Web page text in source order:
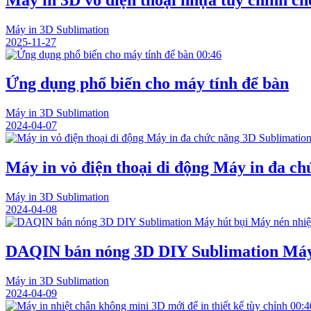
Máy in 3D Sublimation
2025-11-27
00:46
Ứng dụng phổ biến cho máy tính để bàn
Máy in 3D Sublimation
2024-04-07
Máy in vỏ điện thoại di động Máy in đa
Máy in 3D Sublimation
2024-04-08
DAQIN bán nóng 3D DIY Sublimation
Máy in 3D Sublimation
2024-04-09